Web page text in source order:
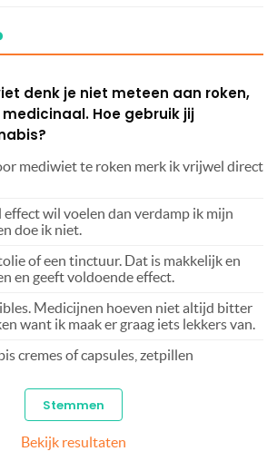
denk je niet meteen aan roken,
Hoe gebruik jij
mediwiet te roken merk ik vrijwel direct
effect wil voelen dan verdamp ik mijn
doe ik niet.
of een tinctuur. Dat is makkelijk en
en geeft voldoende effect.
Medicijnen hoeven niet altijd bitter
want ik maak er graag iets lekkers van.
cremes of capsules, zetpillen
Bekijk resultaten